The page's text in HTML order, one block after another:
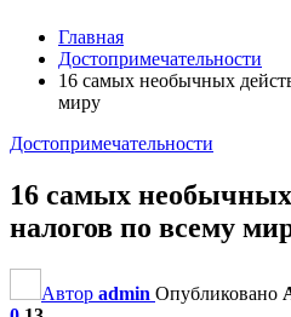
Главная
Достопримечательности
16 самых необычных
миру
Достопримечательности
16 самых
налогов по всему
Автор admin Опубликовано